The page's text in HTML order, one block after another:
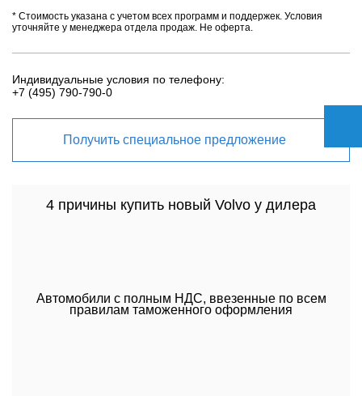
* Стоимость указана с учетом всех программ и поддержек. Условия
уточняйте у менеджера отдела продаж. Не оферта.
Индивидуальные условия по телефону:
+7 (495) 790-790-0
Получить специальное предложение
4 причины купить новый Volvo у дилера
Автомобили с полным НДС, ввезенные по всем
правилам таможенного оформления